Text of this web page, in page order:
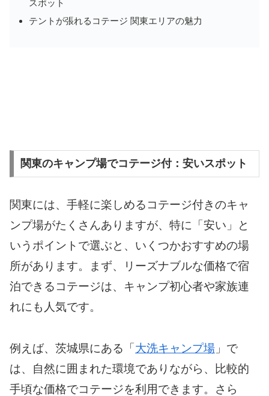
スポット
テントが張れるコテージ 関東エリアの魅力
関東のキャンプ場でコテージ付：安いスポット
関東には、手軽に楽しめるコテージ付きのキャ
ンプ場がたくさんありますが、特に「安い」と
いうポイントで選ぶと、いくつかおすすめの場
所があります。まず、リーズナブルな価格で宿
泊できるコテージは、キャンプ初心者や家族連
れにも人気です。
例えば、茨城県にある「大洗キャンプ場 」で
は、自然に囲まれた環境でありながら、比較的
手頃な価格でコテージを利用できます。さら